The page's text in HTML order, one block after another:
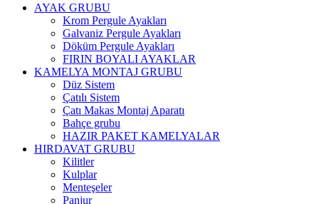
AYAK GRUBU
Krom Pergule Ayakları
Galvaniz Pergule Ayakları
Döküm Pergule Ayakları
FIRIN BOYALI AYAKLAR
KAMELYA MONTAJ GRUBU
Düz Sistem
Çatılı Sistem
Çatı Makas Montaj Aparatı
Bahçe grubu
HAZIR PAKET KAMELYALAR
HIRDAVAT GRUBU
Kilitler
Kulplar
Menteşeler
Panjur